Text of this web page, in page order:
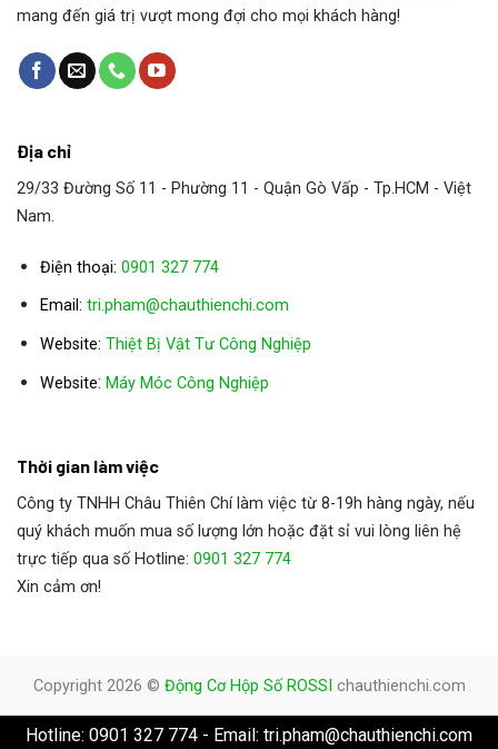
mang đến giá trị vượt mong đợi cho mọi khách hàng!
Địa chỉ
29/33 Đường Số 11 - Phường 11 - Quận Gò Vấp - Tp.HCM - Việt
Nam.
Điện thoại: 0901 327 774
Email: tri.pham@chauthienchi.com
Website: Thiệt Bị Vật Tư Công Nghiệp
Website: Máy Móc Công Nghiệp
Thời gian làm việc
Công ty TNHH Châu Thiên Chí làm việc từ 8-19h hàng ngày, nếu
quý khách muốn mua số lượng lớn hoặc đặt sỉ vui lòng liên hệ
trực tiếp qua số Hotline: 0901 327 774
Xin cảm ơn!
Copyright 2026 © Động Cơ Hộp Số ROSSI chauthienchi.com
Hotline: 0901 327 774 - Email: tri.pham@chauthienchi.com